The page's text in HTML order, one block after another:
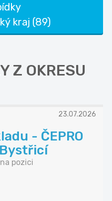
kraj (89)
Z OKRESU
23.07.2026
- ČEPRO
pozici